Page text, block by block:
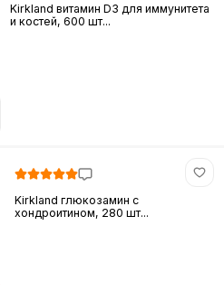
Kirkland витамин D3 для иммунитета
и костей, 600 шт...
Kirkland глюкозамин c
хондроитином, 280 шт...